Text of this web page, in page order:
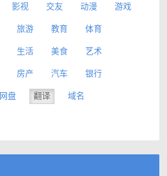
影视 交友 动漫
游戏
旅游 教育
体育
生活 美食
艺术
房产 汽车
银行
网盘 翻译
域名